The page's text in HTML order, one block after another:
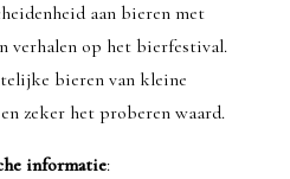
aan bieren met
verhalen op het bierfestival.
bieren van kleine
zeker het proberen waard.
informatie: